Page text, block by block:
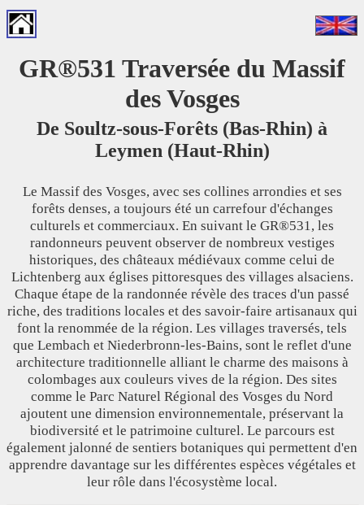
GR®531 Traversée du Massif
des Vosges
De Soultz-sous-Forêts (Bas-Rhin) à
Leymen (Haut-Rhin)
Le Massif des Vosges, avec ses collines arrondies et ses
forêts denses, a toujours été un carrefour d'échanges
culturels et commerciaux. En suivant le GR®531, les
randonneurs peuvent observer de nombreux vestiges
historiques, des châteaux médiévaux comme celui de
Lichtenberg aux églises pittoresques des villages alsaciens.
Chaque étape de la randonnée révèle des traces d'un passé
riche, des traditions locales et des savoir-faire artisanaux qui
font la renommée de la région. Les villages traversés, tels
que Lembach et Niederbronn-les-Bains, sont le reflet d'une
architecture traditionnelle alliant le charme des maisons à
colombages aux couleurs vives de la région. Des sites
comme le Parc Naturel Régional des Vosges du Nord
ajoutent une dimension environnementale, préservant la
biodiversité et le patrimoine culturel. Le parcours est
également jalonné de sentiers botaniques qui permettent d'en
apprendre davantage sur les différentes espèces végétales et
leur rôle dans l'écosystème local.